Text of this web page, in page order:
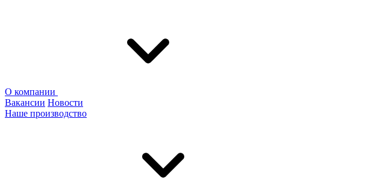
О компании
Вакансии Новости
Наше производство